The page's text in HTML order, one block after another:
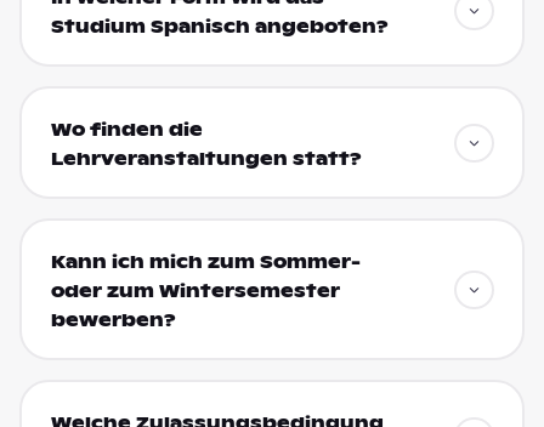
Studium Spanisch angeboten?
Wo finden die
Lehrveranstaltungen statt?
Kann ich mich zum Sommer-
oder zum Wintersemester
bewerben?